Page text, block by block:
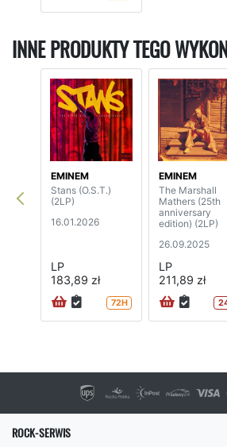
INNE PRODUKTY TEGO
EMINEM
Stans (O.S.T.)
(2LP)
16.01.2026
LP
183,89 zł
72H
EMINEM
The Marshall
Mathers (25th
anniversary
edition) (2LP)
26.09.2025
LP
211,89 zł
ROCK-SERWIS